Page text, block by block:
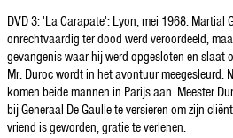
DVD 3: 'La Carapate': Lyon, mei 1968. Martial
onrechtvaardig ter dood werd veroordeeld,
gevangenis waar hij werd opgesloten en slaat
Mr. Duroc wordt in het avontuur meegesleurd.
komen beide mannen in Parijs aan. Meester
bij Generaal De Gaulle te versieren om zijn
vriend is geworden, gratie te verlenen.